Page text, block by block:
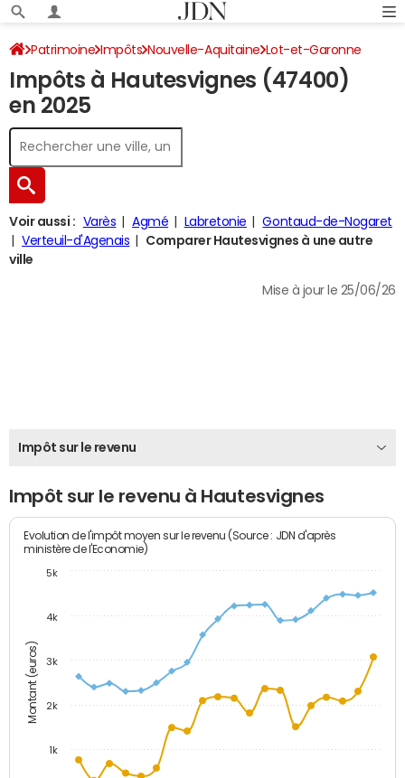
Patrimoine Impôts Nouvelle-Aquitaine Lot-et-Garonne
Hautesvignes Impôt sur le revenu
Impôts à Hautesvignes (47400)
en 2025
Voir aussi : Varès Agmé Labretonie
Gontaud-de-Nogaret
Verteuil-d'Agenais
Comparer Hautesvignes à une autre
ville
Mise à jour le 25/06/26
Impôt sur le revenu
Impôt sur le revenu à Hautesvignes
Montant (euros)
Evolution de l'impôt moyen sur le revenu (Source : JDN d'après
ministère de l'Economie)
1k
2k
3k
4k
5k